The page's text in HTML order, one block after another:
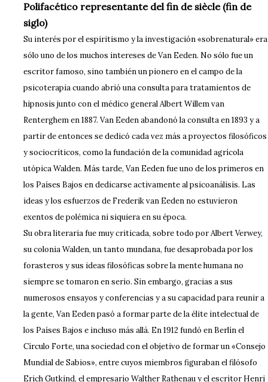
Polifacético representante del fin de siècle (fin de
siglo)
Su interés por el espiritismo y la investigación «sobrenatural» era
sólo uno de los muchos intereses de Van Eeden. No sólo fue un
escritor famoso, sino también un pionero en el campo de la
psicoterapia cuando abrió una consulta para tratamientos de
hipnosis junto con el médico general Albert Willem van
Renterghem en 1887. Van Eeden abandonó la consulta en 1893 y a
partir de entonces se dedicó cada vez más a proyectos filosóficos
y sociocríticos, como la fundación de la comunidad agrícola
utópica Walden. Más tarde, Van Eeden fue uno de los primeros en
los Países Bajos en dedicarse activamente al psicoanálisis. Las
ideas y los esfuerzos de Frederik van Eeden no estuvieron
exentos de polémica ni siquiera en su época.
Su obra literaria fue muy criticada, sobre todo por Albert Verwey,
su colonia Walden, un tanto mundana, fue desaprobada por los
forasteros y sus ideas filosóficas sobre la mente humana no
siempre se tomaron en serio. Sin embargo, gracias a sus
numerosos ensayos y conferencias y a su capacidad para reunir a
la gente, Van Eeden pasó a formar parte de la élite intelectual de
los Países Bajos e incluso más allá. En 1912 fundó en Berlín el
Círculo Forte, una sociedad con el objetivo de formar un «Consejo
Mundial de Sabios», entre cuyos miembros figuraban el filósofo
Erich Gutkind, el empresario Walther Rathenau y el escritor Henri